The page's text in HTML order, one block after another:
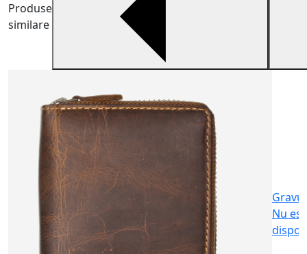
Produse
similare
Nu